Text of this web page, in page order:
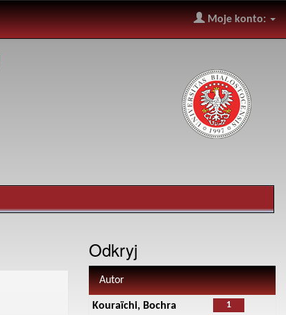
Moje konto:
Odkryj
Autor
1
Kouraïchi, Bochra